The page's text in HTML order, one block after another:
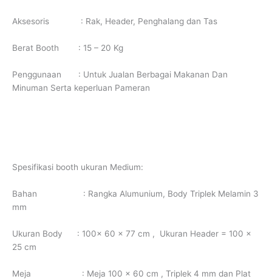
Aksesoris : Rak, Header, Penghalang dan Tas
Berat Booth : 15 – 20 Kg
Penggunaan : Untuk Jualan Berbagai Makanan Dan
Minuman Serta keperluan Pameran
Spesifikasi booth ukuran Medium:
Bahan : Rangka Alumunium, Body Triplek Melamin 3
mm
Ukuran Body : 100x 60 x 77 cm , Ukuran Header = 100 x
25 cm
Meja : Meja 100 x 60 cm , Triplek 4 mm dan Plat